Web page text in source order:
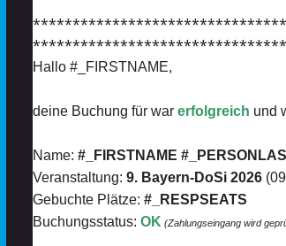
Hallo #_FIRSTNAME,
deine Buchung für war erfolgreich und
Name: #_FIRSTNAME
Veranstaltung: 9. Bayern-DoSi 2026
Gebuchte Plätze: #_RESPSEATS
Buchungsstatus: OK (Zahlungseingang wird